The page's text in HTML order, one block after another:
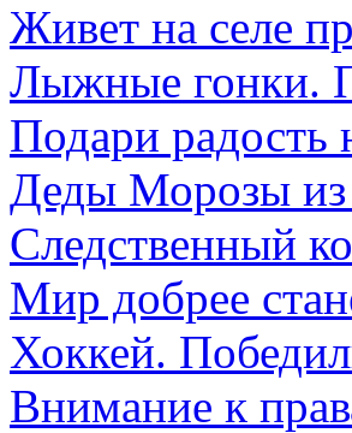
Живет на селе
Лыжные гонки.
Подари радость
Деды Морозы из
Следственный
Мир добрее
Хоккей.
Внимание к